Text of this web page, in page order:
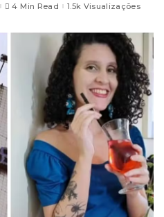
4 Min Read 1.5k Visualizações